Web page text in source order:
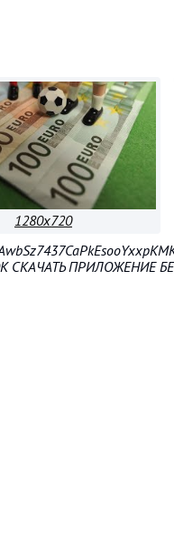
1280x720
СКАЧАТЬ ПРИЛОЖЕНИЕ